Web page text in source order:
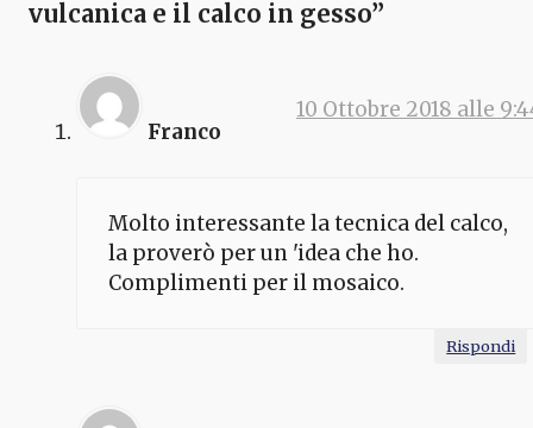
vulcanica e il calco in gesso”
Franco
10 Ottobre 2018 alle
Molto interessante la tecnica del calco,
la proverò per un 'idea che ho.
Complimenti per il mosaico.
Rispondi